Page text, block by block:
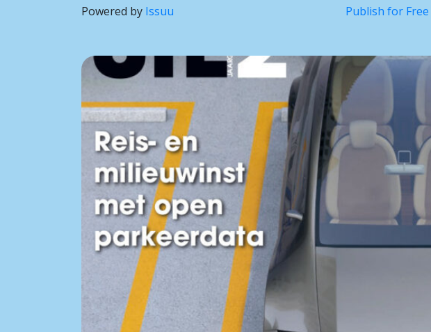
Powered by Issuu Publish for Free